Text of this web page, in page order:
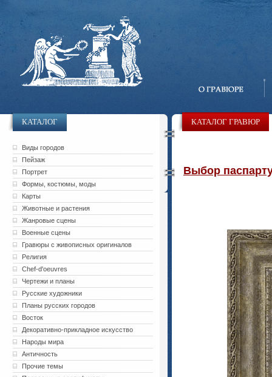
КАТАЛОГ
Виды городов
Пейзаж
Портрет
Формы, костюмы, моды
Карты
Животные и растения
Жанровые сцены
Военные сцены
Гравюры с живописных оригиналов
Религия
Chef-d'oeuvres
Чертежи и планы
Русские художники
Планы русских городов
Восток
Декоративно-прикладное искусство
Народы мира
Античность
Прочие темы
КАТАЛОГ ГРАВЮР
Выбор